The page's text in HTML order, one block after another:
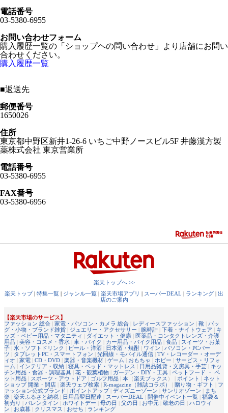
電話番号
03-5380-6955
お問い合わせフォーム
購入履歴一覧の「ショップヘの問い合わせ」より店舗にお問い
合わせください。
購入履歴一覧
■返送先
郵便番号
1650026
住所
東京都中野区新井1-26-6 いちご中野ノースビル5F 井藤漢方製
薬株式会社 東京営業所
電話番号
03-5380-6955
FAX番号
03-5380-6956
楽天トップへ >>
楽天トップ| 特集一覧 | ジャンル一覧 | 楽天市場アプリ | スーパーDEAL | ランキング | 出
店のご案内
【楽天市場のサービス】
ファッション 総合 | 家電・パソコン・カメラ 総合 | レディースファッション | 靴 | バッ
グ・小物・ブランド雑貨 | ジュエリー・アクセサリー | 腕時計 | 下着・ナイトウェア | キ
ッズ・ベビー用品・マタニティ | ダイエット・健康 | 医薬品・コンタクトレンズ・介護
用品 | 美容・コスメ・香水 | 車・バイク | カー用品・バイク用品 | 食品 | スイーツ・お菓
子 | 水・ソフトドリンク | ビール・洋酒 | 日本酒・焼酎 | ワイン | パソコン・PCパー
ツ | タブレットPC・スマートフォン | 光回線・モバイル通信 | TV・レコーダー・オーデ
ィオ | 家電 | CD・DVD | 楽器・音楽機材 | ゲーム | おもちゃ | ホビー | サービス・リフォ
ーム | インテリア・収納 | 寝具・ベッド・マットレス | 日用品雑貨・文房具・手芸 | キッ
チン用品・食器・調理器具 | 花・観葉植物 | ガーデン・DIY・工具 | ペットフード ・ ペ
ット用品 | スポーツ・アウトドア | ゴルフ用品 | 本 （楽天ブックス ） | ポイント | ネット
ショップ 開業・開店 | 楽天ウェブ検索 | R-magazine（雑誌コラボ） | 贈り物・ギフト | フ
ァッション公式ブランド | ポイントアップ| ディズニーゾーン | サンリオゾーン | まち
楽 | 楽天ふるさと納税 | 日用品翌日配達 | スーパーDEAL | 開催中イベント一覧 | 福袋＆
初売り | バレンタイン | ホワイトデー | 母の日 | 父の日 | お中元 | 敬老の日 | ハロウィ
ン | お歳暮 | クリスマス | おせち | ランキング